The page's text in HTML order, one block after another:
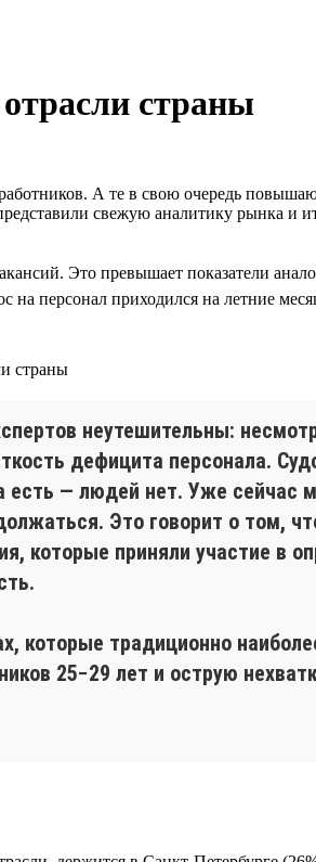
страны
А те в свою очередь
свежую аналитику рынка и
Это превышает показатели
на персонал приходился на летние
неутешительны:
дефицита персонала.
есть — людей нет. Уже сейчас
Это говорит о том,
которые приняли участие в
которые традиционно
25−29 лет и острую